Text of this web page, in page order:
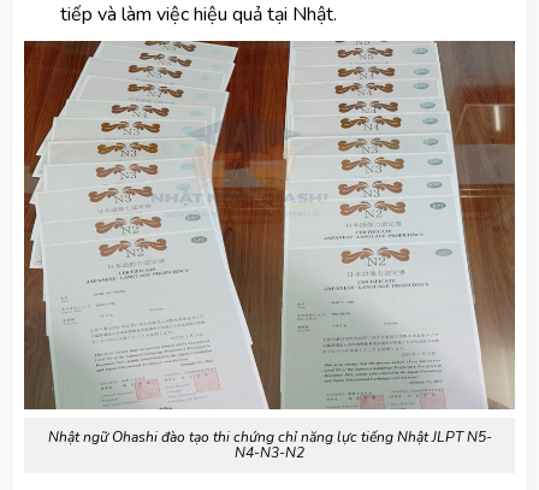
tiếp và làm việc hiệu quả tại Nhật.
Nhật ngữ Ohashi đào tạo thi chứng chỉ năng lực tiếng Nhật JLPT N5-
N4-N3-N2